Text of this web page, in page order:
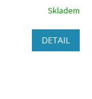
Skladem
DETAIL